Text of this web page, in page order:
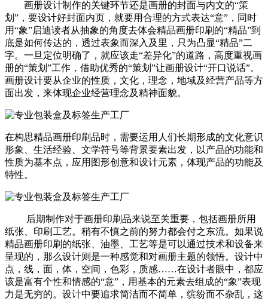
画册设计制作的关键环节还是画册的封面与内文的“策
划”，要设计好封面内页，就要用合理的方式表达“意”，同时
用“象”启迪读者从抽象的角度去体会精品画册印刷的“精品”到
底是如何传达的，透过表象而深入及里，只为凸显“精品”二
字。一旦定位明确了，就应该走“差异化”的道路，高度重视画
册的“策划”工作，借助优秀的“策划”让画册设计“开口说话”。
画册设计要从企业的性质，文化，理念，地域及经营产品等方
面出发，来体现企业经营理念及精神面貌。
在构思精品画册印刷品时，需要运用人们长期形成的文化意识
形象、生活经验、文学符号等背景要素出发，以产品的功能和
性质为基本点，应用图形创意和设计元素，体现产品的功能及
特性。
后期制作对于画册印刷品来说至关重要，包括画册所用
纸张、印刷工艺。稍有不慎之前的努力都会付之东流。如果说
精品画册印刷的纸张、油墨、工艺等是可以通过技术和设备来
呈现的，那么设计则是一种感觉和对画册主题的领悟。设计中
点，线，面，体，空间，色彩，质感……在设计者眼中，都应
该是富有个性和情感的“意”，用基本的元素去组成的“象”表现
力是无穷的。设计中要追求简洁而不简单，缤纷而不杂乱，这